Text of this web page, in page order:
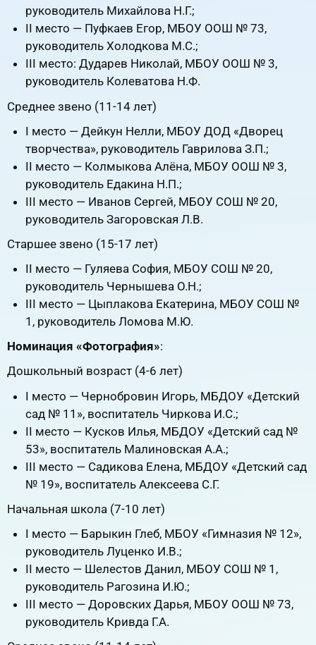
руководитель Михайлова Н.Г.;
II место — Пуфкаев Егор, МБОУ ООШ № 73,
руководитель Холодкова М.С.;
III место: Дударев Николай, МБОУ ООШ № 3,
руководитель Колеватова Н.Ф.
Среднее звено (11-14 лет)
I место — Дейкун Нелли, МБОУ ДОД «Дворец
творчества», руководитель Гаврилова З.П.;
II место — Колмыкова Алёна, МБОУ ООШ № 3,
руководитель Едакина Н.П.;
III место — Иванов Сергей, МБОУ СОШ № 20,
руководитель Загоровская Л.В.
Старшее звено (15-17 лет)
II место — Гуляева София, МБОУ СОШ № 20,
руководитель Чернышева О.Н.;
III место — Цыплакова Екатерина, МБОУ СОШ №
1, руководитель Ломова М.Ю.
Номинация «Фотография»:
Дошкольный возраст (4-6 лет)
I место — Чернобровин Игорь, МБДОУ «Детский
сад № 11», воспитатель Чиркова И.С.;
II место — Кусков Илья, МБДОУ «Детский сад №
53», воспитатель Малиновская А.А.;
III место — Садикова Елена, МБДОУ «Детский сад
№ 19», воспитатель Алексеева С.Г.
Начальная школа (7-10 лет)
I место — Барыкин Глеб, МБОУ «Гимназия № 12»,
руководитель Луценко И.В.;
II место — Шелестов Данил, МБОУ СОШ № 1,
руководитель Рагозина И.Ю.;
III место — Доровских Дарья, МБОУ ООШ № 73,
руководитель Кривда Г.А.